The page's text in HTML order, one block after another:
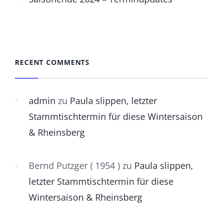
RECENT COMMENTS
admin zu Paula slippen, letzter
Stammtischtermin für diese Wintersaison
& Rheinsberg
Bernd Putzger ( 1954 ) zu Paula slippen,
letzter Stammtischtermin für diese
Wintersaison & Rheinsberg